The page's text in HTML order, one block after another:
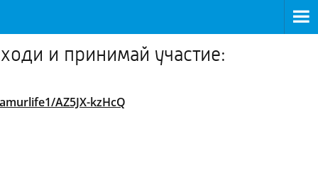
и принимай участие:
AZ5JX-kzHcQ